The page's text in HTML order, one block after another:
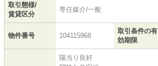
取引態様/
賃貸区分
専任媒介/一般
物件番号 104115968
取引条件の有
効期限
陽当り良好